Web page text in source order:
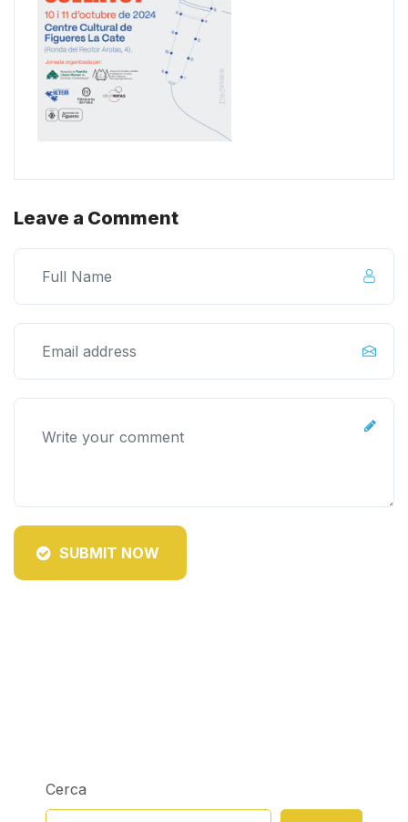
Leave a Comment
SUBMIT NOW
Cerca